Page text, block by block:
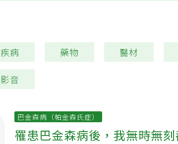
疾病 藥物 醫材
影音
巴金森病（帕金森氏症）
罹患巴金森病後，我無時無